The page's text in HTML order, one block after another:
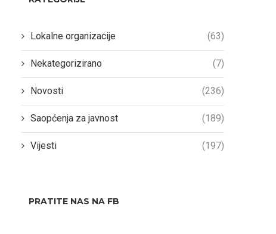
Lokalne organizacije (63)
Nekategorizirano (7)
Novosti (236)
Saopćenja za javnost (189)
Vijesti (197)
PRATITE NAS NA FB